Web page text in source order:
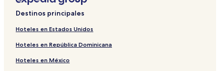
Hoteles de lujo en Agadir-Ida ou Tanane
Hoteles en Taghazout
Hoteles baratos en Souss-Massa
Hoteles y resorts con spa en Agadir-Ida ou Tanane
Hoteles en Sidi Bibi
Destinos principales
Hoteles en Estados Unidos
Hoteles en República Dominicana
Hoteles en México